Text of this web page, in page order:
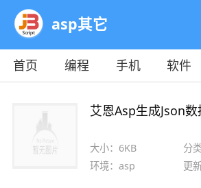
asp其它
首页 编程 手机 软件
艾恩Asp生成Json
大小：6KB 分
环境：asp
更